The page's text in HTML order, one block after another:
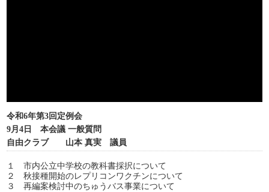
令和6年第3回定例会
9月4日 本会議 一般質問
自由クラブ 山本 真実 議員
１ 市内公立中学校の教科書採択について
２ 秋接種開始のレプリコンワクチンについて
３ 再編案検討中のちゅうバス事業について